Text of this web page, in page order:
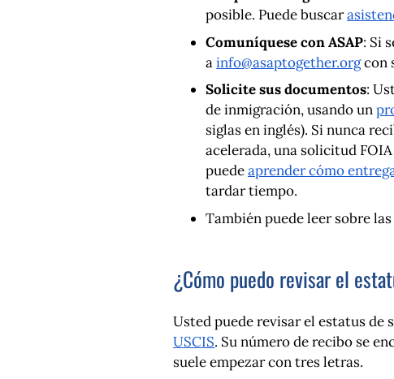
posible. Puede buscar
Comuníquese con ASAP: Si
ainfo@asaptogether.orgcon
Solicite sus documentos:
de inmigración, usando un
siglas en inglés). Si nunca
acelerada, una solicitud
puedeaprender cómo
tardar tiempo.
También puede leer sobre
¿Cómo puedo revisar el
Usted puede revisar el estatus de
USCIS. Su número de recibo se
suele empezar con tres letras.